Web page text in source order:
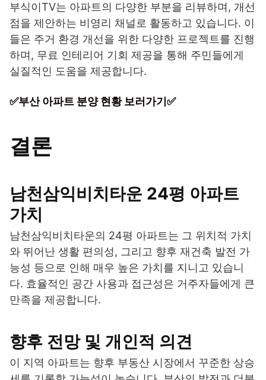
부식이TV는 아파트의 다양한 부분을 리뷰하며, 개선
점을 제안하는 비영리 채널로 활동하고 있습니다. 이
들은 주거 환경 개선을 위한 다양한 프로젝트를 진행
하며, 무료 인테리어 기회 제공을 통해 주민들에게
실질적인 도움을 제공합니다.
✅부산 아파트 분양 현황 보러가기✅
결론
남천삼익비치타운 24평 아파트
가치
남천삼익비치타운의 24평 아파트는 그 위치적 가치
와 뛰어난 생활 편의성, 그리고 향후 재건축 발전 가
능성 등으로 인해 매우 높은 가치를 지니고 있습니
다. 효율적인 공간 사용과 접근성은 거주자들에게 큰
만족을 제공합니다.
향후 전망 및 개인적 의견
이 지역 아파트는 향후 부동산 시장에서 꾸준한 상승